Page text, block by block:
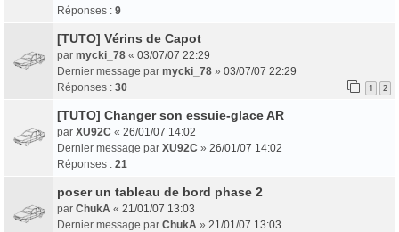
Réponses : 9
[TUTO] Vérins de Capot
par mycki_78 « 03/07/07 22:29
Dernier message par mycki_78 » 03/07/07 22:29
Réponses : 30 1 2
[TUTO] Changer son essuie-glace AR
par XU92C « 26/01/07 14:02
Dernier message par XU92C » 26/01/07 14:02
Réponses : 21
poser un tableau de bord phase 2
par ChukA « 21/01/07 13:03
Dernier message par ChukA » 21/01/07 13:03